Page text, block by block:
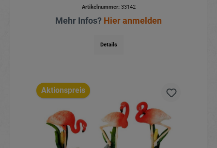
Artikelnummer:33142
Mehr Infos? Hier anmelden
Details
Aktionspreis